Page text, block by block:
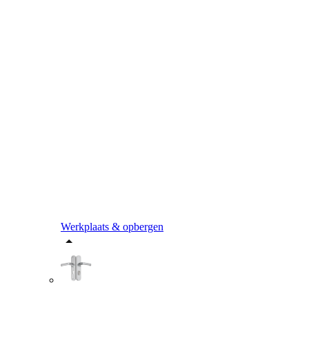
Werkplaats & opbergen